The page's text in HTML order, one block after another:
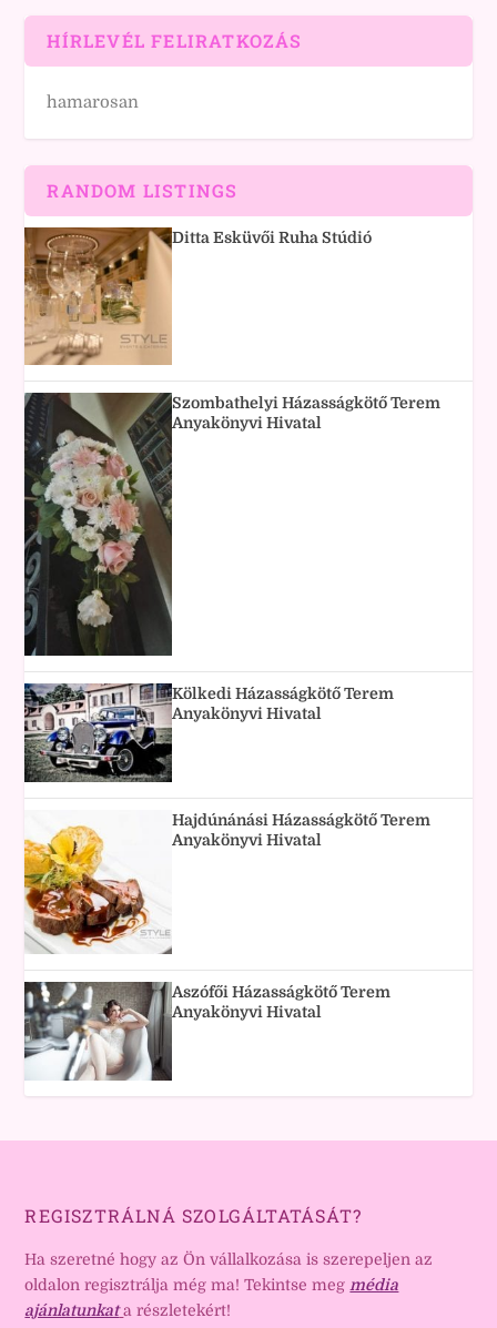
HÍRLEVÉL FELIRATKOZÁS
hamarosan
RANDOM LISTINGS
Ditta Esküvői Ruha Stúdió
Szombathelyi Házasságkötő Terem
Anyakönyvi Hivatal
Kölkedi Házasságkötő Terem
Anyakönyvi Hivatal
Hajdúnánási Házasságkötő Terem
Anyakönyvi Hivatal
Aszófői Házasságkötő Terem
Anyakönyvi Hivatal
REGISZTRÁLNÁ SZOLGÁLTATÁSÁT?
Ha szeretné hogy az Ön vállalkozása is szerepeljen az
oldalon regisztrálja még ma! Tekintse meg média
ajánlatunkat a részletekért!